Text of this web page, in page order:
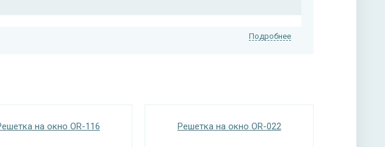
Подробнее
на окно OR-116 Решетка на окно OR-022